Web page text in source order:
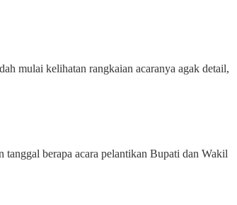
mulai kelihatan rangkaian acaranya agak detail,
berapa acara pelantikan Bupati dan Wakil